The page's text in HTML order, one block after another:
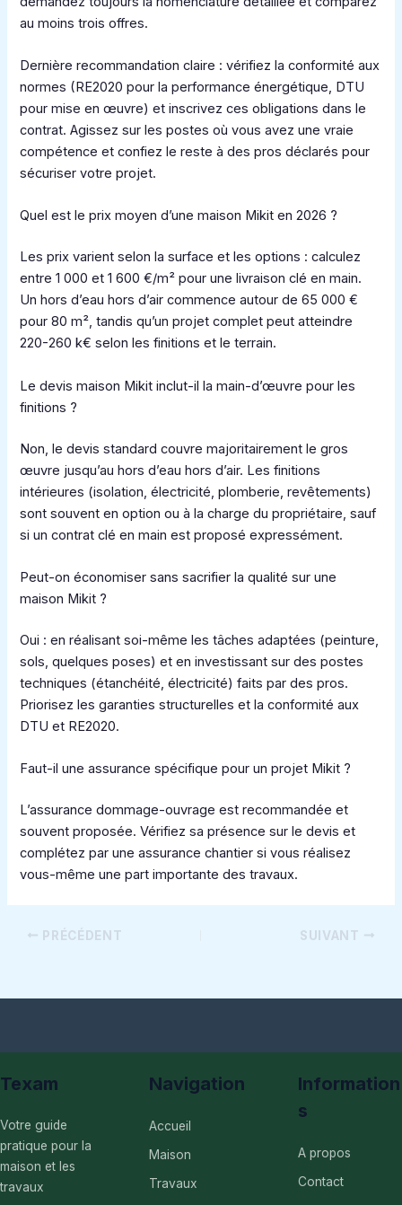
au moins trois offres.
Dernière recommandation claire : vérifiez la conformité aux
normes (RE2020 pour la performance énergétique, DTU
pour mise en œuvre) et inscrivez ces obligations dans le
contrat. Agissez sur les postes où vous avez une vraie
compétence et confiez le reste à des pros déclarés pour
sécuriser votre projet.
Quel est le prix moyen d’une maison Mikit en 2026 ?
Les prix varient selon la surface et les options : calculez
entre 1 000 et 1 600 €/m² pour une livraison clé en main.
Un hors d’eau hors d’air commence autour de 65 000 €
pour 80 m², tandis qu’un projet complet peut atteindre
220-260 k€ selon les finitions et le terrain.
Le devis maison Mikit inclut-il la main-d’œuvre pour les
finitions ?
Non, le devis standard couvre majoritairement le gros
œuvre jusqu’au hors d’eau hors d’air. Les finitions
intérieures (isolation, électricité, plomberie, revêtements)
sont souvent en option ou à la charge du propriétaire, sauf
si un contrat clé en main est proposé expressément.
Peut-on économiser sans sacrifier la qualité sur une
maison Mikit ?
Oui : en réalisant soi-même les tâches adaptées (peinture,
sols, quelques poses) et en investissant sur des postes
techniques (étanchéité, électricité) faits par des pros.
Priorisez les garanties structurelles et la conformité aux
DTU et RE2020.
Faut-il une assurance spécifique pour un projet Mikit ?
L’assurance dommage-ouvrage est recommandée et
souvent proposée. Vérifiez sa présence sur le devis et
complétez par une assurance chantier si vous réalisez
vous-même une part importante des travaux.
PRÉCÉDENT SUIVANT
Texam
Votre guide
pratique pour la
maison et les
travaux
Navigation
Accueil
Maison
Travaux
Information
s
A propos
Contact